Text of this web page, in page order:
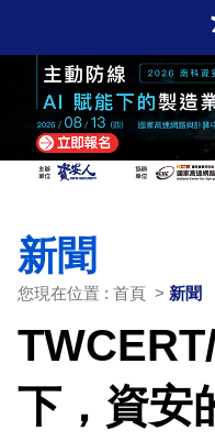
新聞
您現在位置 : 首頁 > 新聞
下，資安